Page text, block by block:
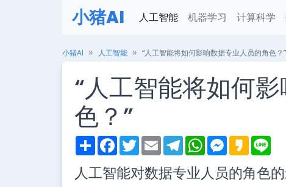
小猪AI 人工智能 机器学习 计算科学
小猪AI 人工智能 “人工智能将如何影响数据专业人员的角色？”
“人工智能将如何
色？”
S
h
r
e
F
a
e
b
T
w
t
t
E
m
i
l
T
e
e
g
W
h
t
s
M
e
s
e
K
a
a
o
e
人工智能对数据专业人员的角色